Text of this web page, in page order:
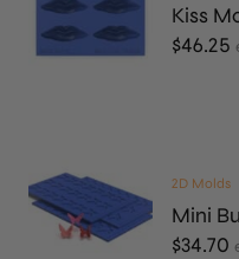
Kiss
$46.25
2D Molds
Mini
$34.70